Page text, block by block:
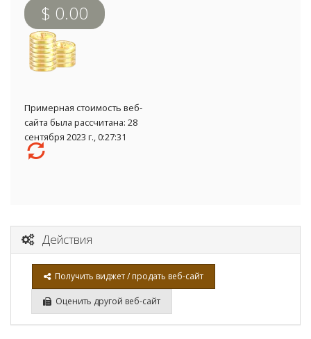
$ 0.00
Примерная стоимость веб-
сайта была рассчитана: 28
сентября 2023 г., 0:27:31
Действия
Получить виджет / продать веб-сайт
Оценить другой веб-сайт